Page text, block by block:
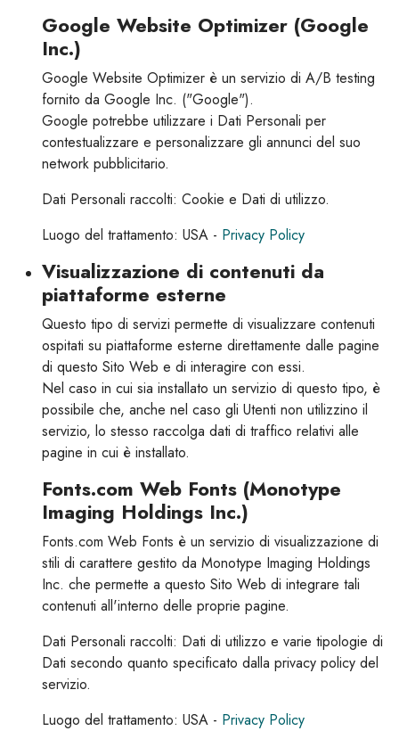
Google Website Optimizer (Google
Inc.)
Google Website Optimizer è un servizio di A/B testing
fornito da Google Inc. ("Google").
Google potrebbe utilizzare i Dati Personali per
contestualizzare e personalizzare gli annunci del suo
network pubblicitario.
Dati Personali raccolti: Cookie e Dati di utilizzo.
Luogo del trattamento: USA - Privacy Policy
Visualizzazione di contenuti da
piattaforme esterne
Questo tipo di servizi permette di visualizzare contenuti
ospitati su piattaforme esterne direttamente dalle pagine
di questo Sito Web e di interagire con essi.
Nel caso in cui sia installato un servizio di questo tipo, è
possibile che, anche nel caso gli Utenti non utilizzino il
servizio, lo stesso raccolga dati di traffico relativi alle
pagine in cui è installato.
Fonts.com Web Fonts (Monotype
Imaging Holdings Inc.)
Fonts.com Web Fonts è un servizio di visualizzazione di
stili di carattere gestito da Monotype Imaging Holdings
Inc. che permette a questo Sito Web di integrare tali
contenuti all'interno delle proprie pagine.
Dati Personali raccolti: Dati di utilizzo e varie tipologie di
Dati secondo quanto specificato dalla privacy policy del
servizio.
Luogo del trattamento: USA - Privacy Policy